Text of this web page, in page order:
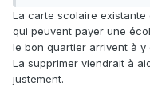
La carte scolaire
qui peuvent payer une
le bon quartier arrivent à y
La supprimer viendrait à
justement.